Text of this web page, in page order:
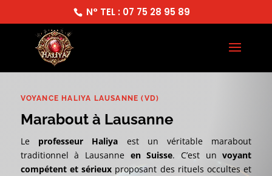
N° TEL : 07 75 28 95 89
VOYANCE HALIYA LAUSANNE (VD)
Marabout à Lausanne
Le professeur Haliya est un véritable marabout
traditionnel à Lausanne en Suisse. C’est unvoyant
compétent et sérieux proposant des rituels occultes et